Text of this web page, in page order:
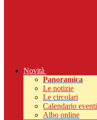
Novità
Panoramica
Le notizie
Le circolari
Calendario eventi
Albo online